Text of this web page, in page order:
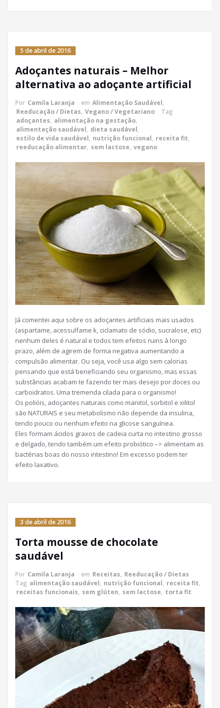
5 de abril de 2016
Adoçantes naturais – Melhor
alternativa ao adoçante artificial
Por Camila Laranja em Alimentação Saudável,
Reeducação / Dietas, Vegano / Vegetariano
Tag
adoçantes, alimentação na gestação,
alimentação saudável, dieta saudável,
estilo de vida saudável, nutrição funcional, receita fit,
reeducação alimentar, sem lactose, vegano
Já comentei aqui sobre os adoçantes artificiais mais usados
(aspartame, acessulfame k, ciclamato de sódio, sucralose, etc)
nenhum deles é natural e todos tem efeitos ruins à longo
prazo, além de agirem de forma negativa aumentando a
compulsão alimentar. Ou seja, você usa algo sem calorias
pensando que está beneficiando seu organismo, mas essas
substâncias acabam te fazendo ter mais desejo por doces ou
carboidratos. Uma tremenda cilada para o organismo!
Os polióis, adoçantes naturais como manitol, sorbitol e xilitol
são NATURAIS e seu metabolismo não depende da insulina,
tendo pouco ou nenhum efeito na glicose sanguínea.
Eles formam ácidos graxos de cadeia curta no intestino grosso
e delgado, tendo também um efeito probiótico –> alimentam as
bactérias boas do nosso intestino! Em excesso podem ter
efeito laxativo.
3 de abril de 2016
Torta mousse de chocolate
saudável
Por Camila Laranja em Receitas, Reeducação / Dietas
Tag alimentação saudável, nutrição funcional, receita fit,
receitas funcionais, sem glúten, sem lactose, torta fit